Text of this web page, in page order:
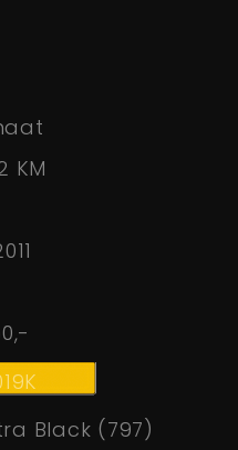
KM
Black (797)